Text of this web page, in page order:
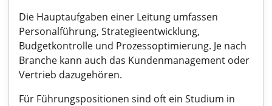
Die Hauptaufgaben einer Leitung umfassen
Personalführung, Strategieentwicklung,
Budgetkontrolle und Prozessoptimierung. Je nach
Branche kann auch das Kundenmanagement oder
Vertrieb dazugehören.
Für Führungspositionen sind oft ein Studium in